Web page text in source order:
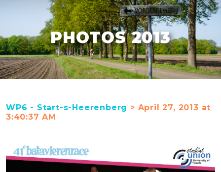
PHOTOS 2013
WP6 - Start-s-Heerenberg > April 27, 2013 at
3:40:37 AM